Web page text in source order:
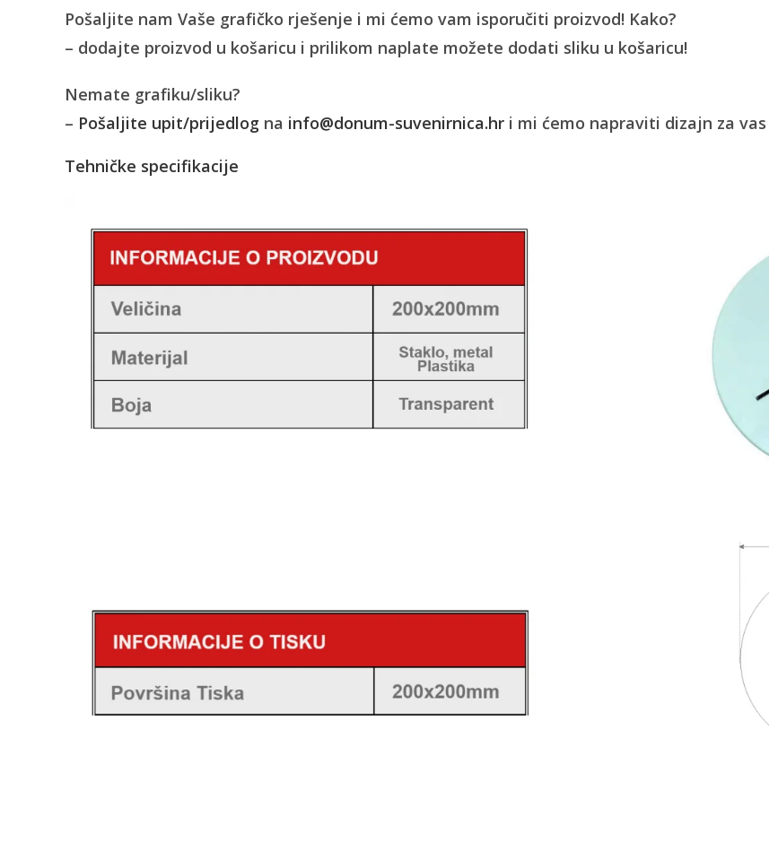
Pošaljite nam Vaše grafičko rješenje i mi ćemo vam isporučiti proizvod! Kako?
– dodajte proizvod u košaricu i prilikom naplate možete dodati sliku u košaricu!
Nemate grafiku/sliku?
– Pošaljite upit/prijedlog na info@donum-suvenirnica.hr i mi ćemo napraviti dizajn za
Tehničke specifikacije